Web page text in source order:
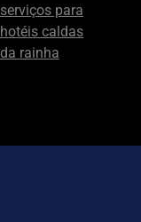
serviços para
hotéis caldas
da rainha